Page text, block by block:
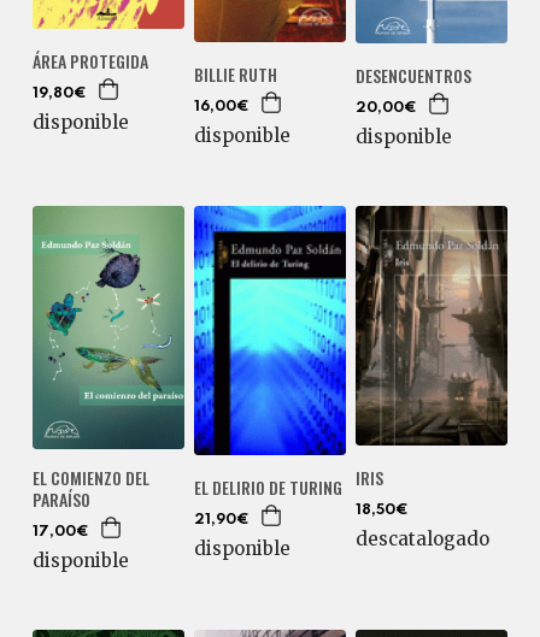
ÁREA PROTEGIDA
19,80€
disponible
BILLIE RUTH
16,00€
disponible
DESENCUENTROS
20,00€
disponible
EL COMIENZO DEL
PARAÍSO
17,00€
disponible
EL DELIRIO DE TURING
21,90€
disponible
IRIS
18,50€
descatalogado